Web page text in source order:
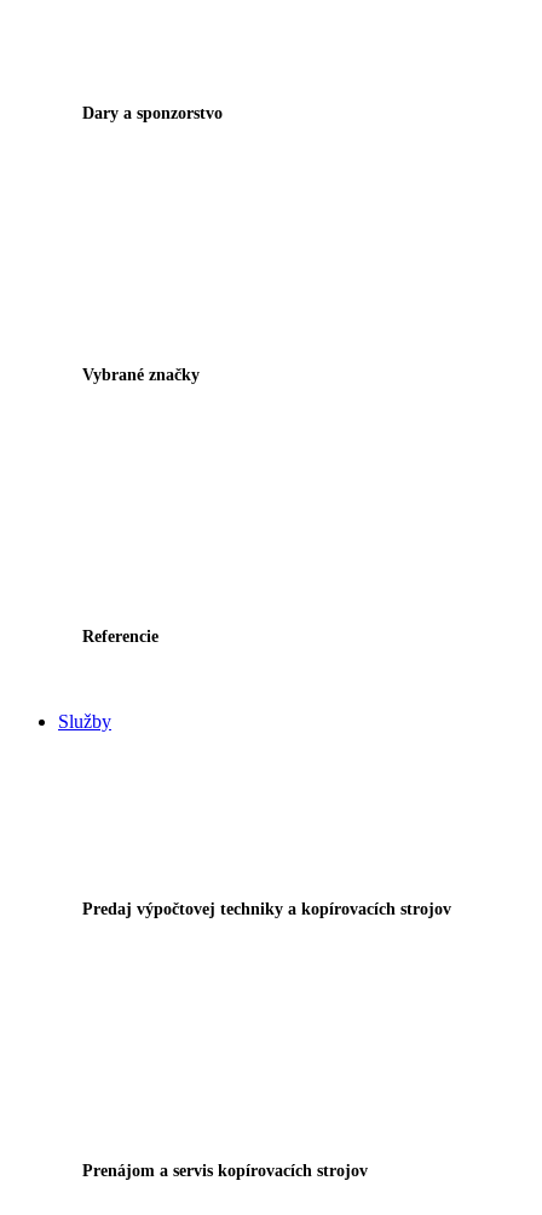
Dary a sponzorstvo
Vybrané značky
Referencie
Služby
Predaj výpočtovej techniky a kopírovacích strojov
Prenájom a servis kopírovacích strojov